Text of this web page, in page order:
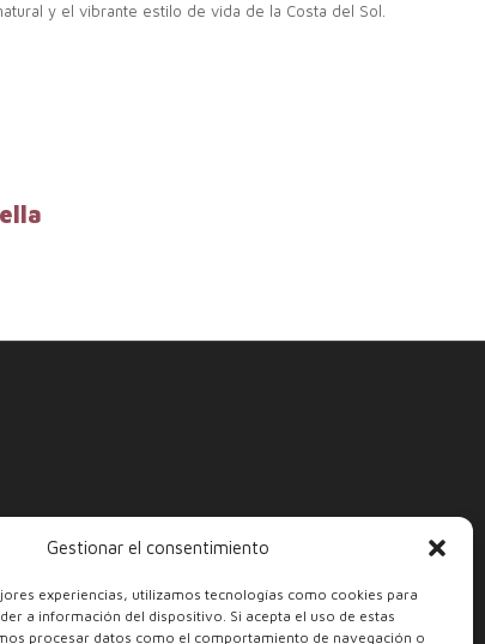
Gestionar el consentimiento
experiencias, utilizamos tecnologías como cookies para
a información del dispositivo. Si acepta el uso de estas
procesar datos como el comportamiento de navegación o
y el vibrante estilo de vida de la Costa del Sol.